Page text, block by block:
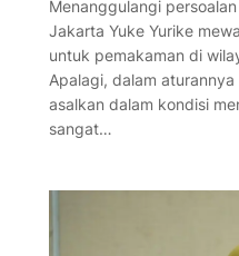
Menanggulangi
Jakarta Yuke Yurike
untuk pemakaman di
Apalagi, dalam
asalkan dalam kondisi
sangat…